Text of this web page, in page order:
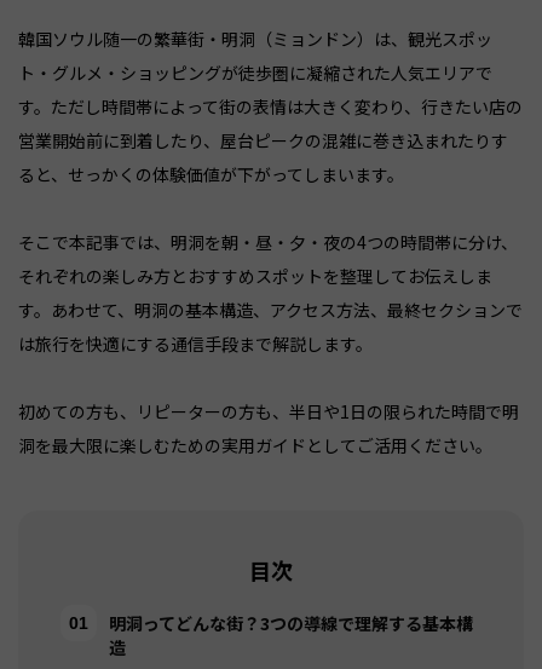
韓国ソウル随一の繁華街・明洞（ミョンドン）は、観光スポッ
ト・グルメ・ショッピングが徒歩圏に凝縮された人気エリアで
す。ただし時間帯によって街の表情は大きく変わり、行きたい店の
営業開始前に到着したり、屋台ピークの混雑に巻き込まれたりす
ると、せっかくの体験価値が下がってしまいます。
そこで本記事では、明洞を朝・昼・夕・夜の4つの時間帯に分け、
それぞれの楽しみ方とおすすめスポットを整理してお伝えしま
す。あわせて、明洞の基本構造、アクセス方法、最終セクションで
は旅行を快適にする通信手段まで解説します。
初めての方も、リピーターの方も、半日や1日の限られた時間で明
洞を最大限に楽しむための実用ガイドとしてご活用ください。
目次
明洞ってどんな街？3つの導線で理解する基本構
造